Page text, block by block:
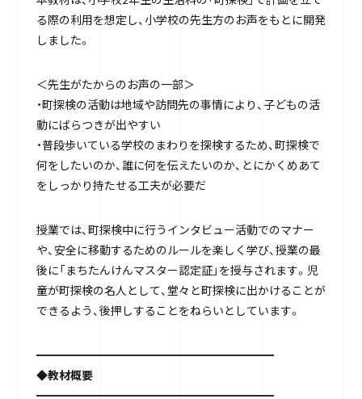
る際の利用を想定し、小学校の先生方のお声をもとに開発
しました。
＜先生がたからのお声の一部＞
・町探検の活動は地域や訪問先の事情により、子どもの活
動にばらつきが出やすい
・普段歩いている学校のまわりを探検するため、町探検で
何をしたいのか、誰に何を伝えたいのか、とにかくめあて
をしっかり持たせる工夫が必要だ
授業では、町探検中に行うインタビュー活動でのマナー
や、安全に移動するためのルールを楽しく学び、授業の最
後に「まちたんけんマスター認定証」を授与されます。児
童が町探検の名人として、堂々と町探検に出かけることが
できるよう、後押しすることをねらいとしています。
━━━━━━━━━━━━━━━━━━━━━
◆教材概要
━━━━━━━━━━━━━━━━━━━━━